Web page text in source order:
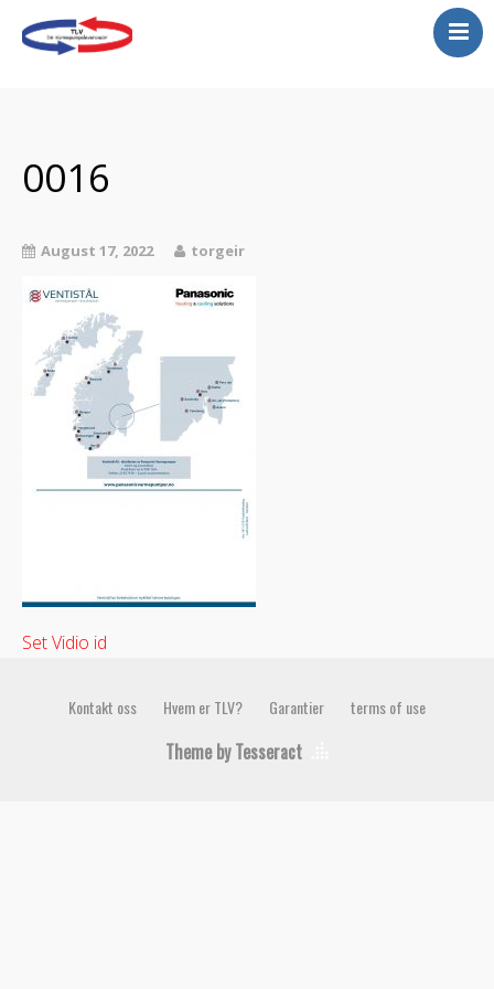
Service
Luftrenser
Tilbud
Vannbåren varmepumper
Store lokaler…se her!
Galeri-legger ut et lite
utdrag her
0016
August 17, 2022 torgeir
Set Vidio id
Kontakt oss Hvem er TLV? Garantier terms of use
Theme by Tesseract